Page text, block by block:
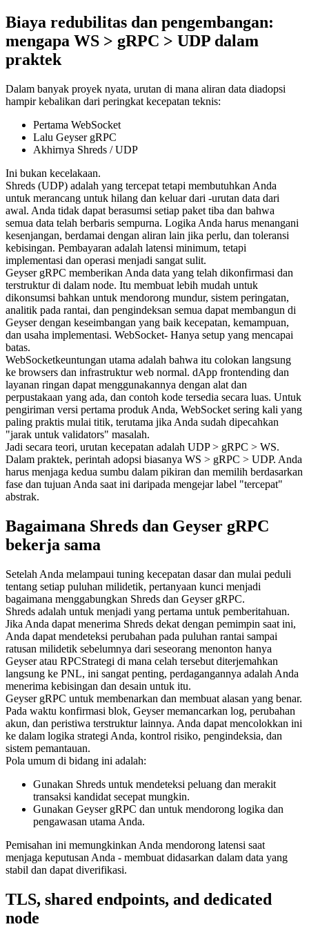
Biaya redubilitas dan pengembangan:
mengapa WS > gRPC > UDP dalam
praktek
Dalam banyak proyek nyata, urutan di mana aliran data diadopsi
hampir kebalikan dari peringkat kecepatan teknis:
Pertama WebSocket
Lalu Geyser gRPC
Akhirnya Shreds / UDP
Ini bukan kecelakaan.
Shreds (UDP) adalah yang tercepat tetapi membutuhkan Anda
untuk merancang untuk hilang dan keluar dari -urutan data dari
awal. Anda tidak dapat berasumsi setiap paket tiba dan bahwa
semua data telah berbaris sempurna. Logika Anda harus menangani
kesenjangan, berdamai dengan aliran lain jika perlu, dan toleransi
kebisingan. Pembayaran adalah latensi minimum, tetapi
implementasi dan operasi menjadi sangat sulit.
Geyser gRPC memberikan Anda data yang telah dikonfirmasi dan
terstruktur di dalam node. Itu membuat lebih mudah untuk
dikonsumsi bahkan untuk mendorong mundur, sistem peringatan,
analitik pada rantai, dan pengindeksan semua dapat membangun di
Geyser dengan keseimbangan yang baik kecepatan, kemampuan,
dan usaha implementasi. WebSocket- Hanya setup yang mencapai
batas.
WebSocketkeuntungan utama adalah bahwa itu colokan langsung
ke browsers dan infrastruktur web normal. dApp frontending dan
layanan ringan dapat menggunakannya dengan alat dan
perpustakaan yang ada, dan contoh kode tersedia secara luas. Untuk
pengiriman versi pertama produk Anda, WebSocket sering kali yang
paling praktis mulai titik, terutama jika Anda sudah dipecahkan
"jarak untuk validators" masalah.
Jadi secara teori, urutan kecepatan adalah UDP > gRPC > WS.
Dalam praktek, perintah adopsi biasanya WS > gRPC > UDP. Anda
harus menjaga kedua sumbu dalam pikiran dan memilih berdasarkan
fase dan tujuan Anda saat ini daripada mengejar label "tercepat"
abstrak.
Bagaimana Shreds dan Geyser gRPC
bekerja sama
Setelah Anda melampaui tuning kecepatan dasar dan mulai peduli
tentang setiap puluhan milidetik, pertanyaan kunci menjadi
bagaimana menggabungkan Shreds dan Geyser gRPC.
Shreds adalah untuk menjadi yang pertama untuk pemberitahuan.
Jika Anda dapat menerima Shreds dekat dengan pemimpin saat ini,
Anda dapat mendeteksi perubahan pada puluhan rantai sampai
ratusan milidetik sebelumnya dari seseorang menonton hanya
Geyser atau RPCStrategi di mana celah tersebut diterjemahkan
langsung ke PNL, ini sangat penting, perdagangannya adalah Anda
menerima kebisingan dan desain untuk itu.
Geyser gRPC untuk membenarkan dan membuat alasan yang benar.
Pada waktu konfirmasi blok, Geyser memancarkan log, perubahan
akun, dan peristiwa terstruktur lainnya. Anda dapat mencolokkan ini
ke dalam logika strategi Anda, kontrol risiko, pengindeksia, dan
sistem pemantauan.
Pola umum di bidang ini adalah:
Gunakan Shreds untuk mendeteksi peluang dan merakit
transaksi kandidat secepat mungkin.
Gunakan Geyser gRPC dan untuk mendorong logika dan
pengawasan utama Anda.
Pemisahan ini memungkinkan Anda mendorong latensi saat
menjaga keputusan Anda - membuat didasarkan dalam data yang
stabil dan dapat diverifikasi.
TLS, shared endpoints, and dedicated
node